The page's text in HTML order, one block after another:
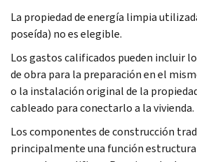
La propiedad de energía limpia
poseída) no es elegible.
Los gastos calificados pueden incluir
de obra para la preparación en el
o la instalación original de la
cableado para conectarlo a la vivienda.
Los componentes de construcción
principalmente una función